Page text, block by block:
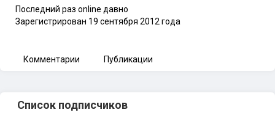
Последний раз online давно
Зарегистрирован 19 сентября 2012 года
Комментарии Публикации
Список подписчиков